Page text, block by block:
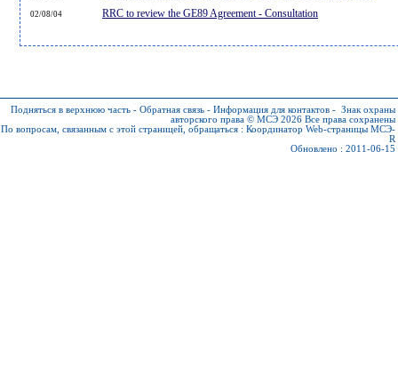
02/08/04 RRC to review the GE89 Agreement - Consultation
Подняться в верхнюю часть - Обратная связь - Информация для контактов - Знак охраны
авторского права © МСЭ 2026 Все права сохранены
По вопросам, связанным с этой страницей, обращаться : Координатор Web-страницы МСЭ-
R
Обновлено : 2011-06-15